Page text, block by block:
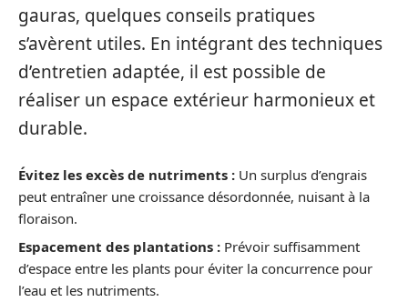
gauras, quelques conseils pratiques
s’avèrent utiles. En intégrant des techniques
d’entretien adaptée, il est possible de
réaliser un espace extérieur harmonieux et
durable.
Évitez les excès de nutriments : Un surplus d’engrais
peut entraîner une croissance désordonnée, nuisant à la
floraison.
Espacement des plantations : Prévoir suffisamment
d’espace entre les plants pour éviter la concurrence pour
l’eau et les nutriments.